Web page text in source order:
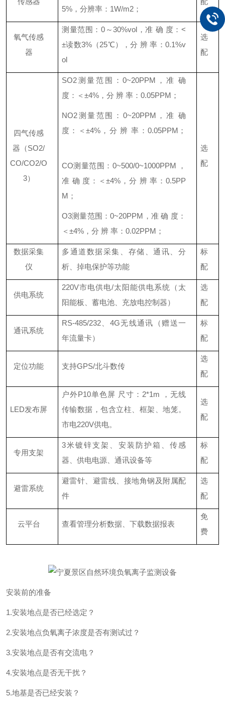
5%，分辨率：1W/m2；
氧气传感
器
测量范围： 0～30%vol，准 确 度：<
±读数3%（25℃），分 辨 率：0.1%v
ol
选
配
四气传感
器（SO2/
CO/CO2/O
3）
SO2测量范围：0~20PPM，准 确
度：＜±4%，分 辨 率：0.05PPM；
NO2测量范围：0~20PPM，准 确
度：＜±4%，分 辨 率：0.05PPM；
CO测量范围：0~500/0~1000PPM ，
准 确 度：＜±4%，分 辨 率：0.5PP
M；
O3测量范围：0~20PPM，准 确 度：
＜±4%，分 辨 率：0.02PPM；
选
配
数据采集
仪
多通道数据采集、存储、通讯、分
析、掉电保护等功能
标
配
供电系统
220V市电供电/太阳能供电系统（太
阳能板、蓄电池、充放电控制器）
选
配
通讯系统
RS-485/232、4G无线通讯（赠送一
年流量卡）
标
配
定位功能 支持GPS/北斗数传
选
配
LED发布屏
户外P10单色屏 尺寸：2*1m ，无线
传输数据，包含立柱、框架、地笼。
市电220V供电。
选
配
专用支架
3米镀锌支架、安装防护箱、传感
器、供电电源、通讯设备等
标
配
避雷系统
避雷针、避雷线、接地角钢及附属配
件
选
配
云平台 查看管理分析数据、下载数据报表
免
费
安装前的准备
1.安装地点是否已经选定？
2.安装地点负氧离子浓度是否有测试过？
3.安装地点是否有交流电？
4.安装地点是否无干扰？
5.地基是否已经安装？